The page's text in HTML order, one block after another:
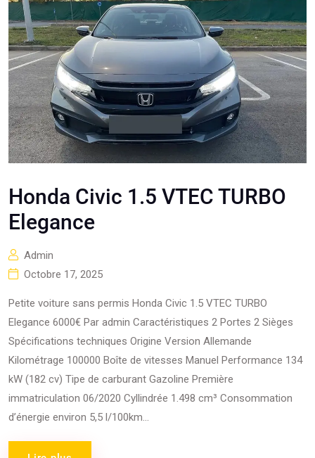
Honda Civic 1.5 VTEC TURBO
Elegance
Admin
Octobre 17, 2025
Petite voiture sans permis Honda Civic 1.5 VTEC TURBO
Elegance 6000€ Par admin Caractéristiques 2 Portes 2 Sièges
Spécifications techniques Origine Version Allemande
Kilométrage 100000 Boîte de vitesses Manuel Performance 134
kW (182 cv) Tipe de carburant Gazoline Première
immatriculation 06/2020 Cyllindrée 1.498 cm³ Consommation
d’énergie environ 5,5 l/100km...